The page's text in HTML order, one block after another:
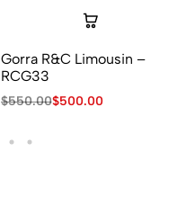
Gorra R&C Limousin –
RCG33
$550.00$500.00